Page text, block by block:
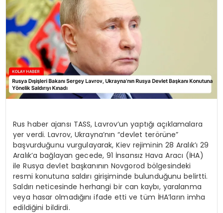
Rus haber ajansı TASS, Lavrov’un yaptığı açıklamalara
yer verdi. Lavrov, Ukrayna’nın “devlet terörüne”
başvurduğunu vurgulayarak, Kiev rejiminin 28 Aralık’ı 29
Aralık’a bağlayan gecede, 91 İnsansız Hava Aracı (İHA)
ile Rusya devlet başkanının Novgorod bölgesindeki
resmi konutuna saldırı girişiminde bulunduğunu belirtti.
Saldırı neticesinde herhangi bir can kaybı, yaralanma
veya hasar olmadığını ifade etti ve tüm İHA’ların imha
edildiğini bildirdi.